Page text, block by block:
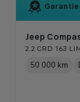
Jeep
2.2 CRD 163
50 000 km